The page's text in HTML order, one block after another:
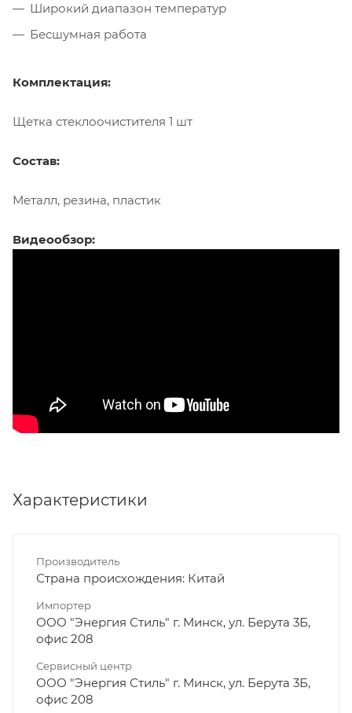
Широкий диапазон температур
Бесшумная работа
Комплектация:
Щетка стеклоочистителя 1 шт
Состав:
Металл, резина, пластик
Видеообзор:
Характеристики
Производитель
Страна происхождения: Китай
Импортер
ООО "Энергия Стиль" г. Минск, ул. Берута 3Б,
офис 208
Сервисный центр
ООО "Энергия Стиль" г. Минск, ул. Берута 3Б,
офис 208